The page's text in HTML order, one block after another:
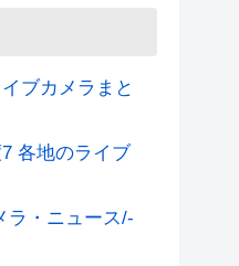
ブカメラまと
各地のライブ
ラ・ニュース/-